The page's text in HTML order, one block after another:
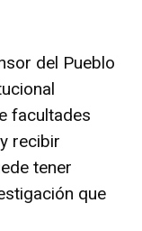
del Pueblo
facultades
recibir
tener
que